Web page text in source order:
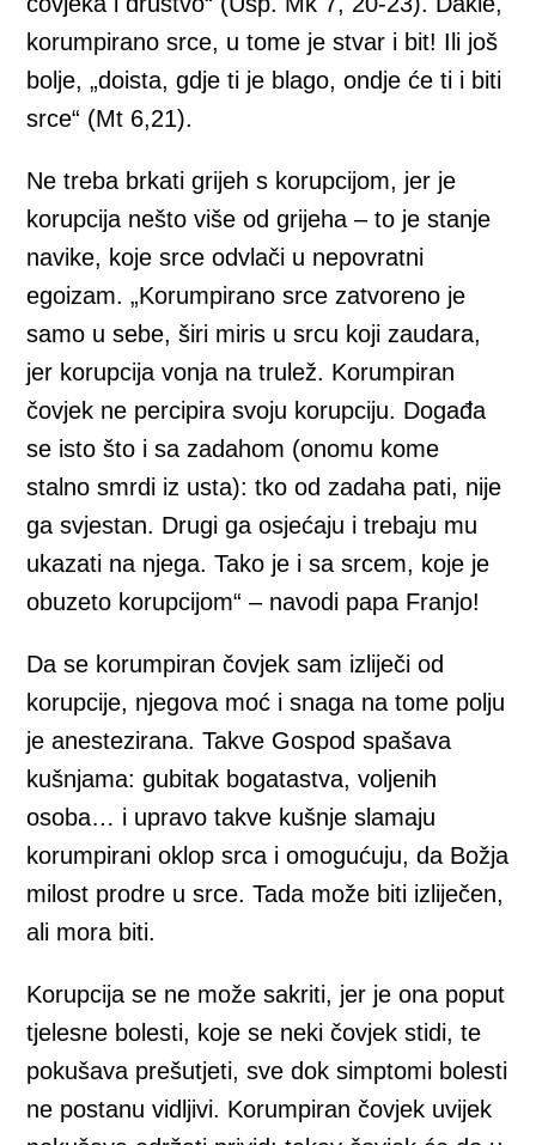
korumpirano srce, u tome je stvar i bit! Ili još
bolje, „doista, gdje ti je blago, ondje će ti i biti
srce“ (Mt 6,21).
Ne treba brkati grijeh s korupcijom, jer je
korupcija nešto više od grijeha – to je stanje
navike, koje srce odvlači u nepovratni
egoizam. „Korumpirano srce zatvoreno je
samo u sebe, širi miris u srcu koji zaudara,
jer korupcija vonja na trulež. Korumpiran
čovjek ne percipira svoju korupciju. Događa
se isto što i sa zadahom (onomu kome
stalno smrdi iz usta): tko od zadaha pati, nije
ga svjestan. Drugi ga osjećaju i trebaju mu
ukazati na njega. Tako je i sa srcem, koje je
obuzeto korupcijom“ – navodi papa Franjo!
Da se korumpiran čovjek sam izliječi od
korupcije, njegova moć i snaga na tome polju
je anestezirana. Takve Gospod spašava
kušnjama: gubitak bogatastva, voljenih
osoba… i upravo takve kušnje slamaju
korumpirani oklop srca i omogućuju, da Božja
milost prodre u srce. Tada može biti izliječen,
ali mora biti.
Korupcija se ne može sakriti, jer je ona poput
tjelesne bolesti, koje se neki čovjek stidi, te
pokušava prešutjeti, sve dok simptomi bolesti
ne postanu vidljivi. Korumpiran čovjek uvijek